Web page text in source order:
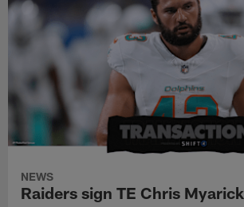
NEWS
Raiders sign TE Chris Myarick